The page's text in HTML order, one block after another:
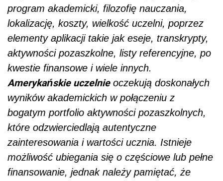
program akademicki, filozofię nauczania,
lokalizację, koszty, wielkość uczelni, poprzez
elementy aplikacji takie jak eseje, transkrypty,
aktywności pozaszkolne, listy referencyjne, po
kwestie finansowe i wiele innych.
Amerykańskie uczelnieoczekują doskonałych
wyników akademickich w połączeniu z
bogatym portfolio aktywności pozaszkolnych,
które odzwierciedlają autentyczne
zainteresowania i wartości ucznia. Istnieje
możliwość ubiegania się o częściowe lub pełne
finansowanie, jednak należy pamiętać, że